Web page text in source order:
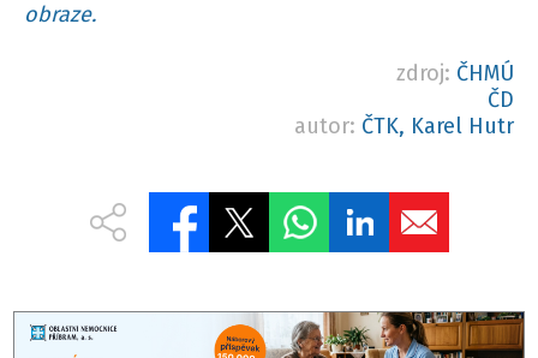
obraze.
zdroj: ČHMÚ
ČD
autor: ČTK, Karel Hutr